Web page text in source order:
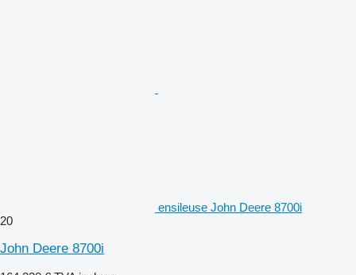
ensileuse John Deere 8700i
20
John Deere 8700i